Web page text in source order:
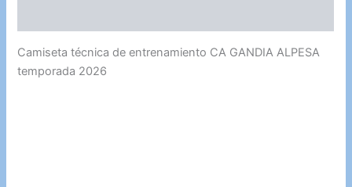
Camiseta técnica de entrenamiento CA GANDIA ALPESA
temporada 2026